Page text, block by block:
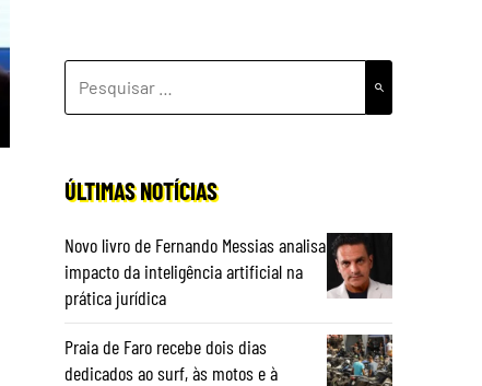
POR:
ÚLTIMAS NOTÍCIAS
Novo livro de Fernando Messias analisa
impacto da inteligência artificial na
prática jurídica
Praia de Faro recebe dois dias
dedicados ao surf, às motos e à